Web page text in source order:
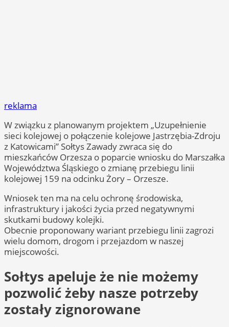
reklama
W związku z planowanym projektem „Uzupełnienie
sieci kolejowej o połączenie kolejowe Jastrzębia-Zdroju
z Katowicami” Sołtys Zawady zwraca się do
mieszkańców Orzesza o poparcie wniosku do Marszałka
Województwa Śląskiego o zmianę przebiegu linii
kolejowej 159 na odcinku Żory – Orzesze.
Wniosek ten ma na celu ochronę środowiska,
infrastruktury i jakości życia przed negatywnymi
skutkami budowy kolejki.
Obecnie proponowany wariant przebiegu linii zagrozi
wielu domom, drogom i przejazdom w naszej
miejscowości.
Sołtys apeluje że nie możemy
pozwolić żeby nasze potrzeby
zostały zignorowane